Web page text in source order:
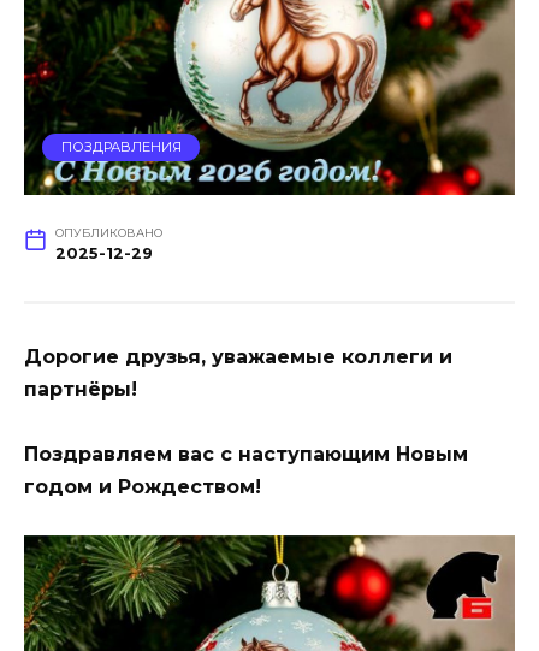
ПОЗДРАВЛЕНИЯ
ОПУБЛИКОВАНО
2025-12-29
Дорогие друзья, уважаемые коллеги и
партнёры!
Поздравляем вас с наступающим Новым
годом и Рождеством!